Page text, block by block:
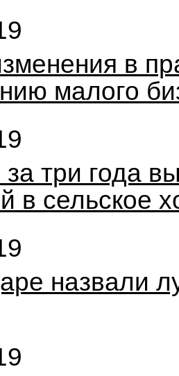
в
малого
три года
в сельское
назвали